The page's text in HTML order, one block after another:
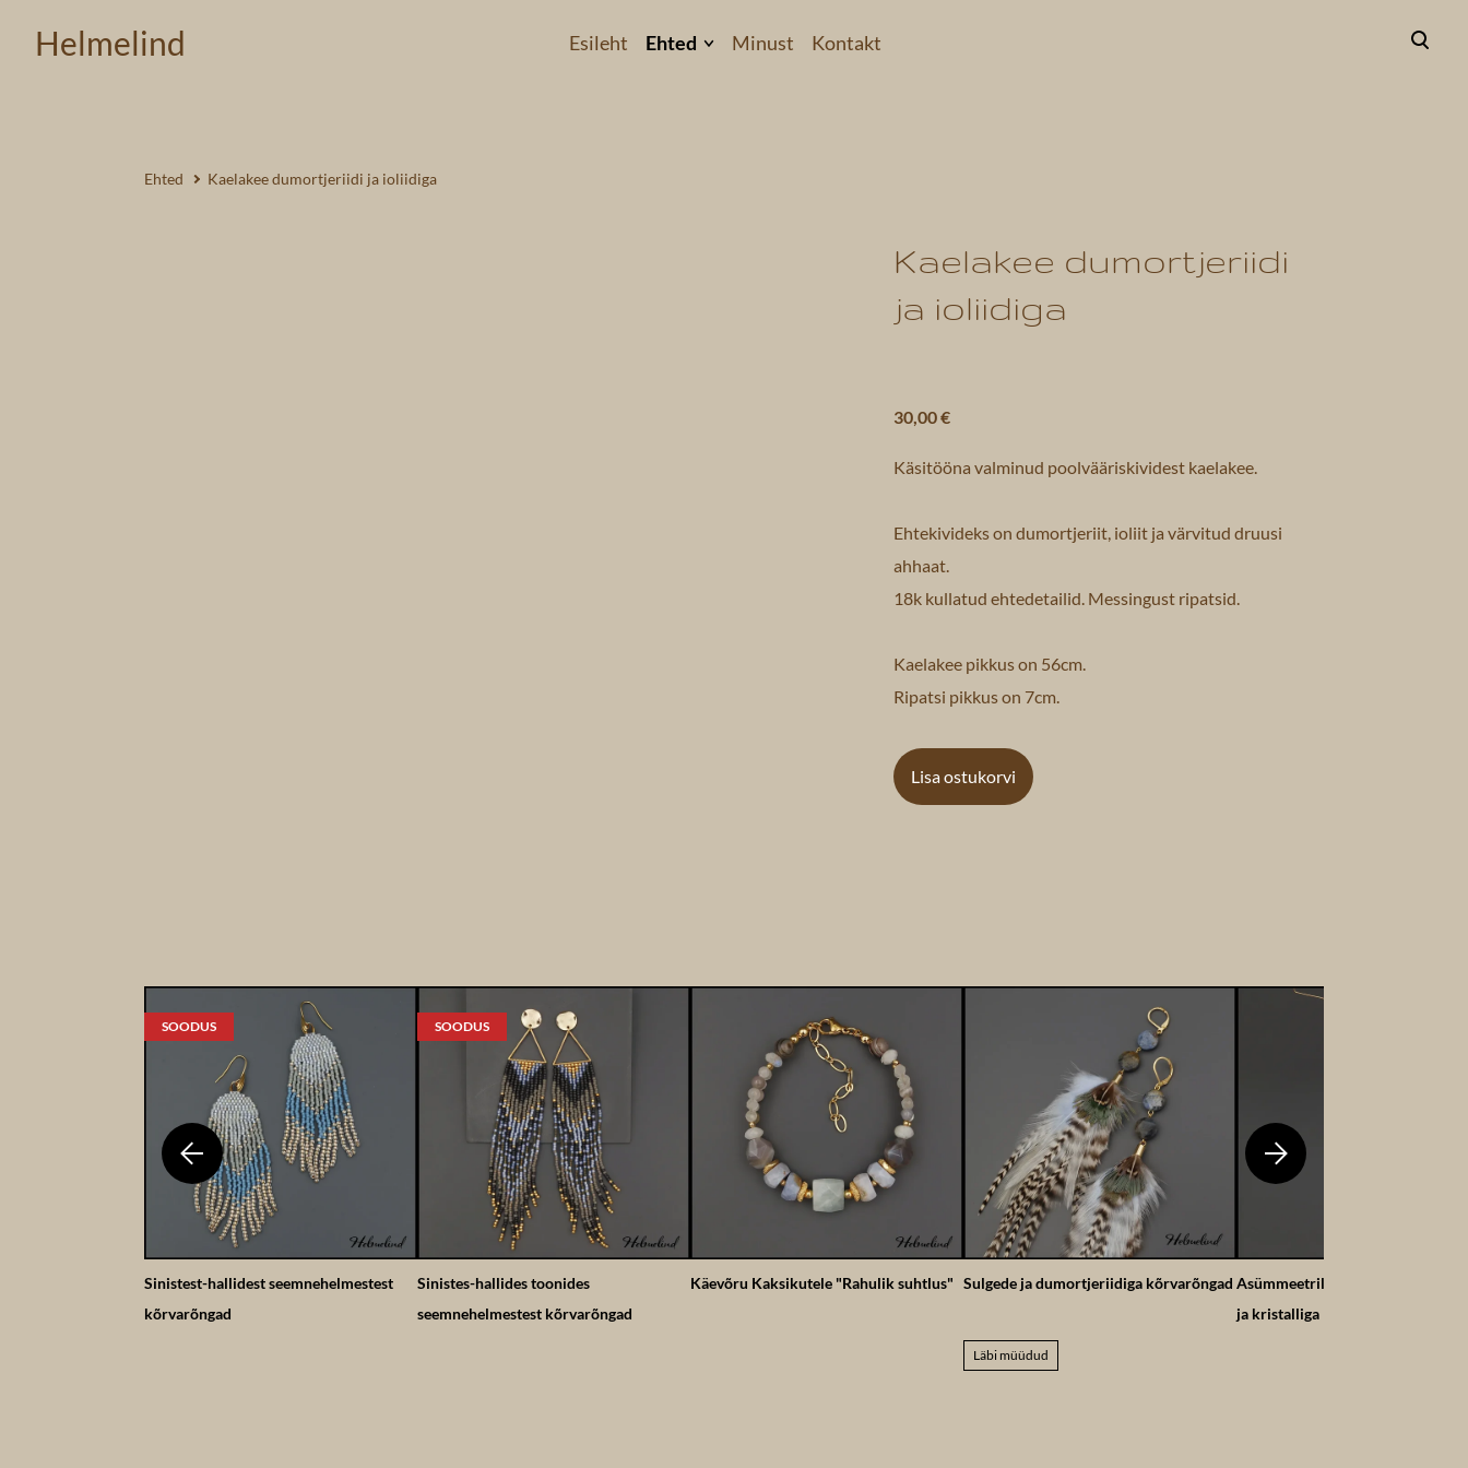
Helmelind Esileht Ehted Minust Kontakt
Ehted Kaelakee dumortjeriidi ja ioliidiga
Kaelakee dumortjeriidi
ja ioliidiga
30,00 €
Käsitööna valminud poolvääriskividest kaelakee.
Ehtekivideks on dumortjeriit, ioliit ja värvitud druusi
ahhaat.
18k kullatud ehtedetailid. Messingust ripatsid.
Kaelakee pikkus on 56cm.
Ripatsi pikkus on 7cm.
Lisa ostukorvi
SOODUS
Sinistest-hallidest seemnehelmestest
kõrvarõngad
SOODUS
Sinistes-hallides toonides
seemnehelmestest kõrvarõngad
Käevõru Kaksikutele "Rahulik suhtlus" Sulgede ja dumortjeriidiga kõrvarõngad
Läbi müüdud
Asümmeetrilised kõrvarõngad
ja kristalliga